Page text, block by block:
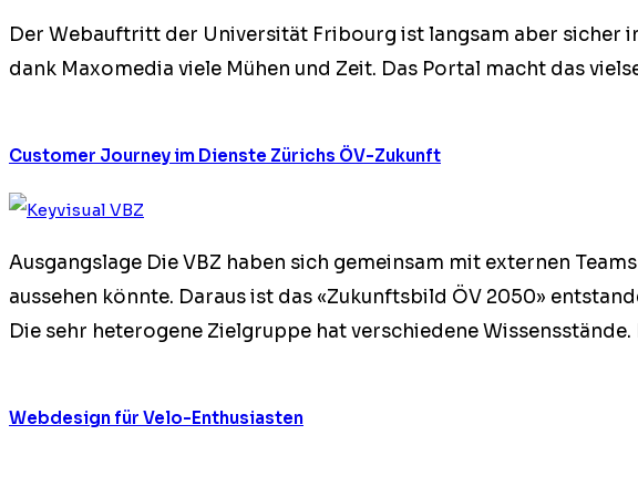
Der Webauftritt der Uni­ver­sität Fri­bourg ist langsam aber sich­er
dank Max­o­me­dia viele Mühen und Zeit. Das Por­tal macht das
Customer Journey im Dienste Zürichs ÖV-Zukunft
Aus­gangslage Die VBZ haben sich gemein­sam mit exter­nen
ausse­hen kön­nte. Daraus ist das «Zukun­fts­bild ÖV 2050»
Die sehr het­ero­gene Ziel­gruppe hat ver­schiedene
Webdesign für Velo-Enthusiasten